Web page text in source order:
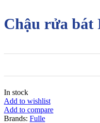
Chậu rửa bát
In stock
Add to wishlist
Add to compare
Brands: Fulle